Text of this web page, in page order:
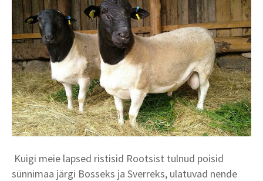
Kuigi meie lapsed ristisid Rootsist tulnud poisid
sünnimaa järgi Bosseks ja Sverreks, ulatuvad nende